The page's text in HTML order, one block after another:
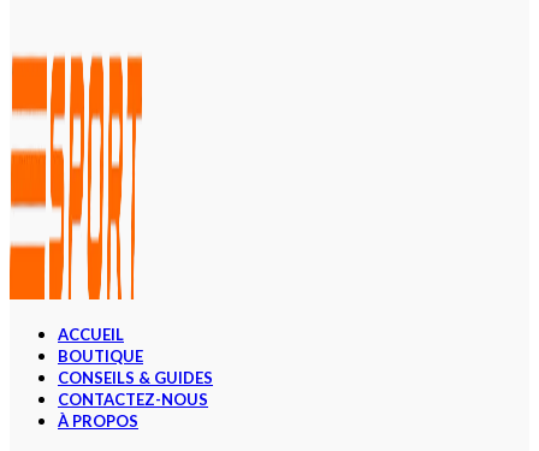
ACCUEIL
BOUTIQUE
CONSEILS & GUIDES
CONTACTEZ-NOUS
À PROPOS